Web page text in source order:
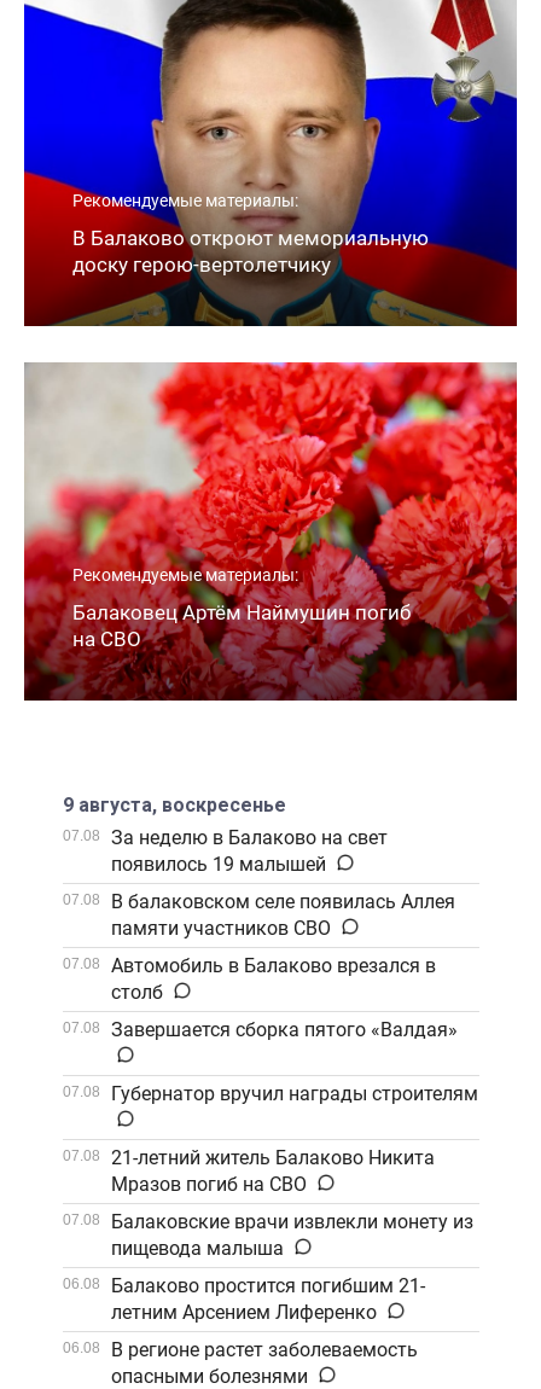
Рекомендуемые материалы:
В Балаково откроют мемориальную
доску герою-вертолетчику
Рекомендуемые материалы:
Балаковец Артём Наймушин погиб
на СВО
9 августа, воскресенье
07.08
За неделю в Балаково на свет
появилось 19 малышей
07.08
В балаковском селе появилась Аллея
памяти участников СВО
07.08
Автомобиль в Балаково врезался в
столб
07.08 Завершается сборка пятого «Валдая»
07.08 Губернатор вручил награды строителям
07.08
21-летний житель Балаково Никита
Мразов погиб на СВО
07.08
Балаковские врачи извлекли монету из
пищевода малыша
06.08
Балаково простится погибшим 21-
летним Арсением Лиференко
06.08
В регионе растет заболеваемость
опасными болезнями